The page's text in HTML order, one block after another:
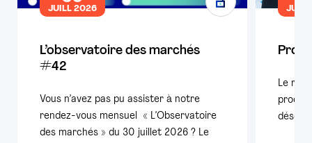
JUILL 2026
L’observatoire des marchés
#42
Vous n’avez pas pu assister à notre
rendez-vous mensuel « L’Observatoire
des marchés » du 30 juillet 2026 ? Le
Le